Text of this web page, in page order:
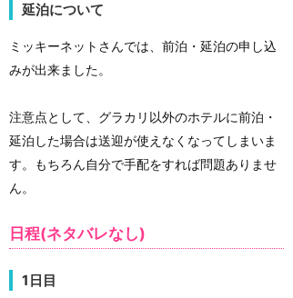
延泊について
ミッキーネットさんでは、前泊・延泊の申し込
みが出来ました。
注意点として、グラカリ以外のホテルに前泊・
延泊した場合は送迎が使えなくなってしまいま
す。もちろん自分で手配をすれば問題ありませ
ん。
日程(ネタバレなし)
1日目